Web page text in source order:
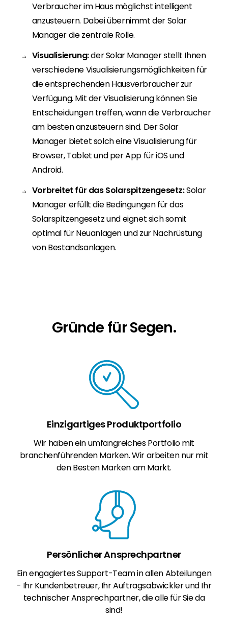
Verbraucher im Haus möglichst intelligent
anzusteuern. Dabei übernimmt der Solar
Manager die zentrale Rolle.
Visualisierung:der Solar Manager stellt Ihnen
verschiedene Visualisierungsmöglichkeiten für
die entsprechenden Hausverbraucher zur
Verfügung. Mit der Visualisierung können Sie
Entscheidungen treffen, wann die Verbraucher
am besten anzusteuern sind. Der Solar
Manager bietet solch eine Visualisierung für
Browser, Tablet und per App für iOS und
Android.
Vorbreitet für das Solarspitzengesetz:Solar
Manager erfüllt die Bedingungen für das
Solarspitzengesetz und eignet sich somit
optimal für Neuanlagen und zur Nachrüstung
von Bestandsanlagen.
Gründe für Segen.
Einzigartiges Produktportfolio
Wir haben ein umfangreiches Portfolio mit
branchenführenden Marken. Wir arbeiten nur mit
den Besten Marken am Markt.
Persönlicher Ansprechpartner
Ein engagiertes Support-Team in allen Abteilungen
- Ihr Kundenbetreuer, Ihr Auftragsabwickler und Ihr
technischer Ansprechpartner, die alle für Sie da
sind!